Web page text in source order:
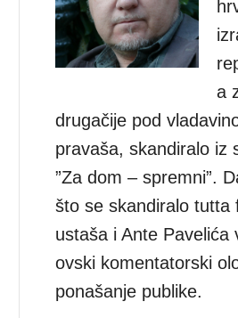
a
drugačije pod
pravaša, skandiralo iz
”Za dom – spremni”.
što se skandiralo tutta
ustaša i Ante Pavelića
ovski komentatorski
ponašanje publike.